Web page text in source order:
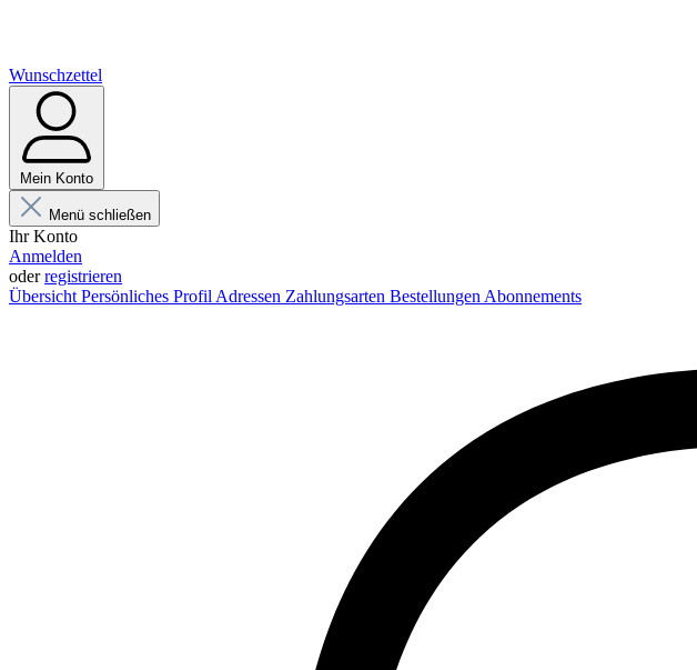
Wunschzettel
Mein Konto
Menü schließen
Ihr Konto
Anmelden
oderregistrieren
Übersicht Persönliches Profil Adressen Zahlungsarten Bestellungen Abonnements